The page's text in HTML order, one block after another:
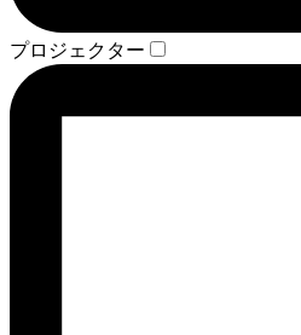
プロジェクター